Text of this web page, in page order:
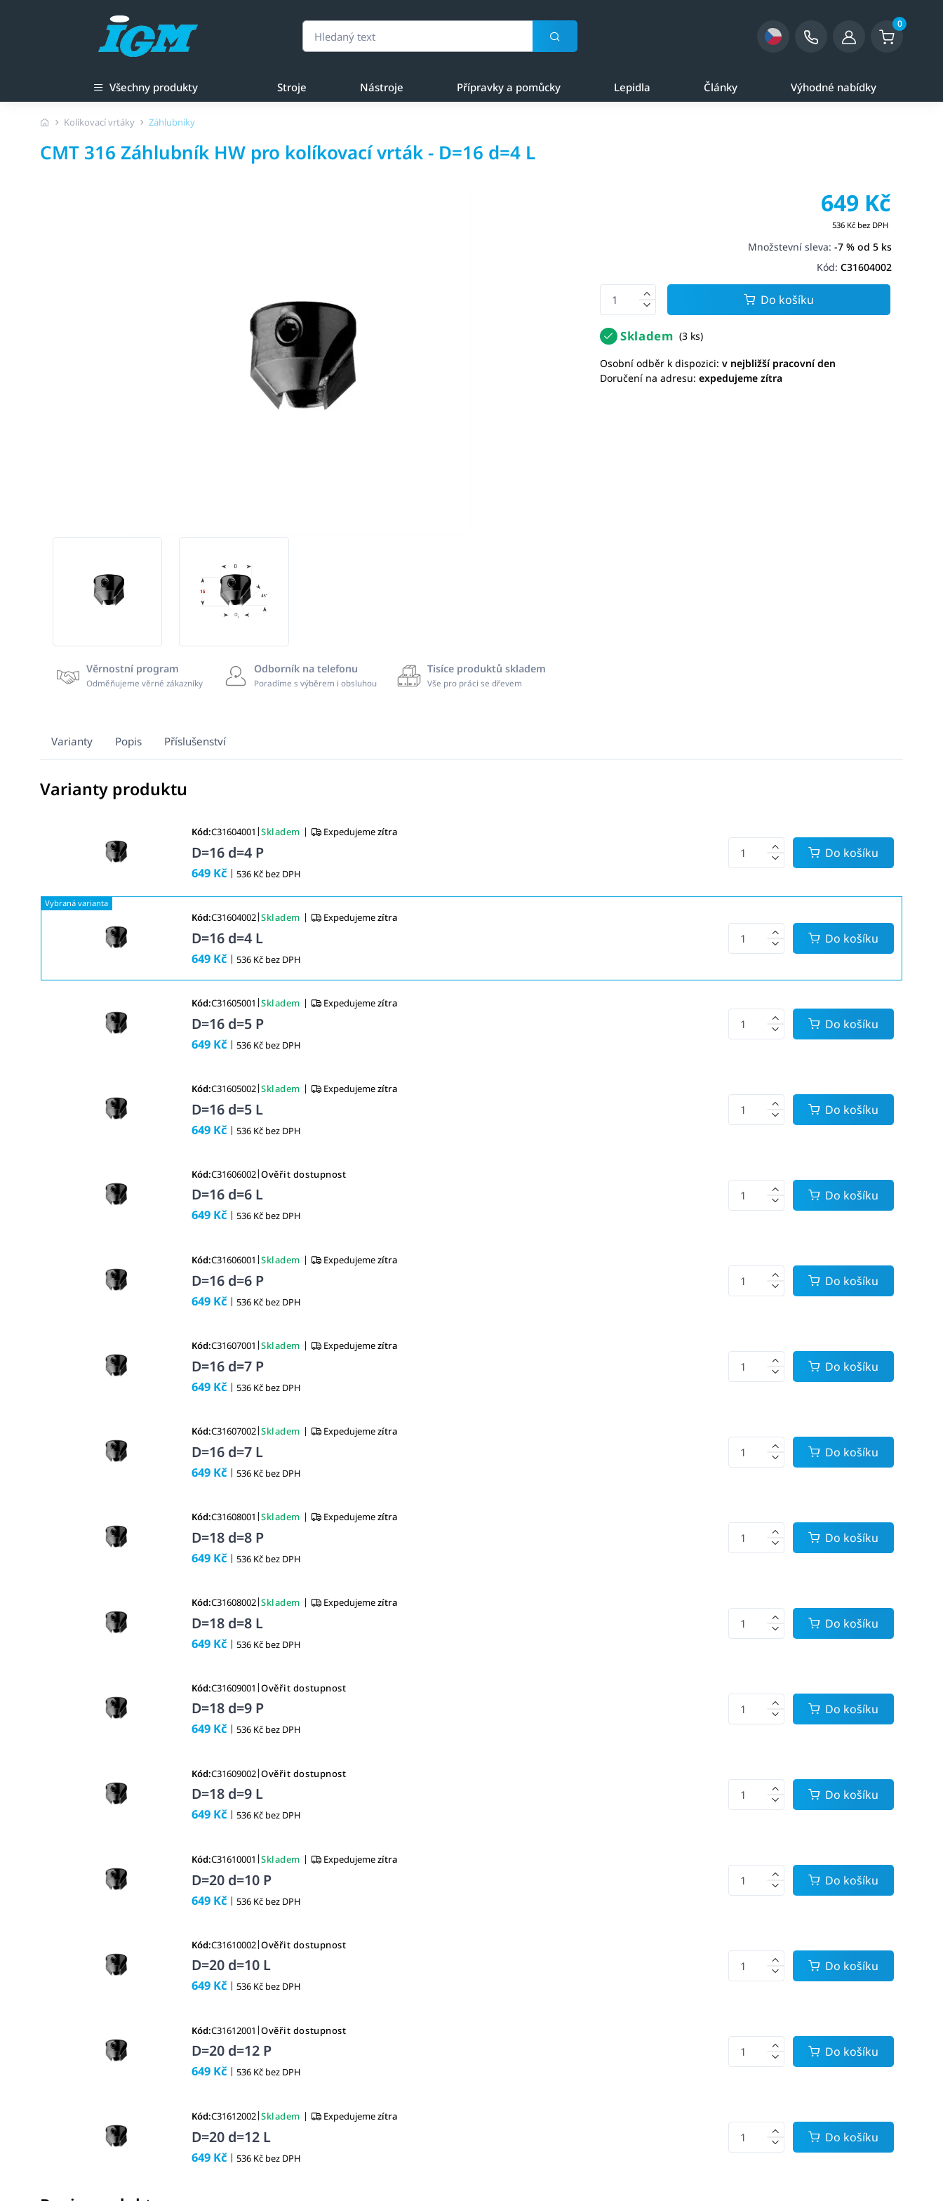
0
Všechny produkty Stroje Nástroje Přípravky a pomůcky Lepidla Články Výhodné nabídky
Kolíkovací vrtáky Záhlubníky
CMT 316 Záhlubník HW pro kolíkovací vrták - D=16 d=4 L
Věrnostní program
Odměňujeme věrné zákazníky
Odborník na telefonu
Poradíme s výběrem i obsluhou
Tisíce produktů skladem
Vše pro práci se dřevem
649 Kč
536 Kč bez DPH
Množstevní sleva: -7 % od 5 ks
Kód: C31604002
Do košíku
Skladem (3 ks)
Osobní odběr k dispozici: v nejbližší pracovní den
Doručení na adresu: expedujeme zítra
Varianty Popis Příslušenství
Varianty produktu
Kód:C31604001 |Skladem | Expedujemezítra
D=16 d=4 P
649 Kč | 536 Kč bez DPH
Do košíku
Kód:C31604002|Skladem | Expedujemezítra
D=16 d=4 L
649 Kč | 536 Kč bez DPH
Do košíku
Kód:C31605001 |Skladem | Expedujemezítra
D=16 d=5 P
649 Kč | 536 Kč bez DPH
Do košíku
Kód:C31605002|Skladem | Expedujemezítra
D=16 d=5 L
649 Kč | 536 Kč bez DPH
Do košíku
Kód:C31606002|Ověřit dostupnost
D=16 d=6 L
649 Kč | 536 Kč bez DPH
Do košíku
Kód:C31606001 |Skladem | Expedujemezítra
D=16 d=6 P
649 Kč | 536 Kč bez DPH
Do košíku
Kód:C31607001 |Skladem | Expedujemezítra
D=16 d=7 P
649 Kč | 536 Kč bez DPH
Do košíku
Kód:C31607002|Skladem | Expedujemezítra
D=16 d=7 L
649 Kč | 536 Kč bez DPH
Do košíku
Kód:C31608001 |Skladem | Expedujemezítra
D=18 d=8 P
649 Kč | 536 Kč bez DPH
Do košíku
Kód:C31608002|Skladem | Expedujemezítra
D=18 d=8 L
649 Kč | 536 Kč bez DPH
Do košíku
Kód:C31609001 |Ověřit dostupnost
D=18 d=9 P
649 Kč | 536 Kč bez DPH
Do košíku
Kód:C31609002|Ověřit dostupnost
D=18 d=9 L
649 Kč | 536 Kč bez DPH
Do košíku
Kód:C31610001 |Skladem | Expedujemezítra
D=20 d=10 P
649 Kč | 536 Kč bez DPH
Do košíku
Kód:C31610002|Ověřit dostupnost
D=20 d=10 L
649 Kč | 536 Kč bez DPH
Do košíku
Kód:C31612001 |Ověřit dostupnost
D=20 d=12 P
649 Kč | 536 Kč bez DPH
Do košíku
Kód:C31612002|Skladem | Expedujemezítra
D=20 d=12 L
649 Kč | 536 Kč bez DPH
Do košíku